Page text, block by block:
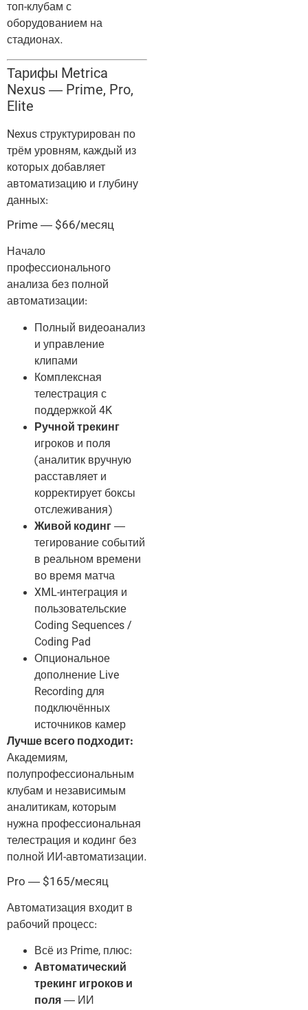
топ-клубам с
оборудованием на
стадионах.
Тарифы Metrica
Nexus — Prime, Pro,
Elite
Nexus структурирован по
трём уровням, каждый из
которых добавляет
автоматизацию и глубину
данных:
Prime — $66/месяц
Начало
профессионального
анализа без полной
автоматизации:
Полный видеоанализ
и управление
клипами
Комплексная
телестрация с
поддержкой 4K
Ручной трекинг
игроков и поля
(аналитик вручную
расставляет и
корректирует боксы
отслеживания)
Живой кодинг —
тегирование событий
в реальном времени
во время матча
XML-интеграция и
пользовательские
Coding Sequences /
Coding Pad
Опциональное
дополнение Live
Recording для
подключённых
источников камер
Лучше всего подходит:
Академиям,
полупрофессиональным
клубам и независимым
аналитикам, которым
нужна профессиональная
телестрация и кодинг без
полной ИИ-автоматизации.
Pro — $165/месяц
Автоматизация входит в
рабочий процесс:
Всё из Prime, плюс:
Автоматический
трекинг игроков и
поля — ИИ